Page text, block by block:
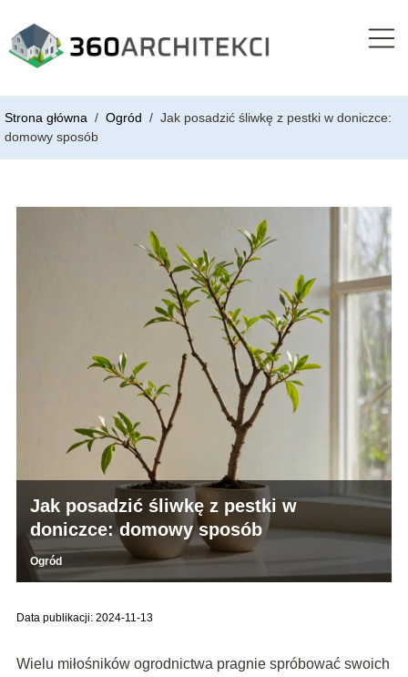
Strona główna / Ogród / Jak posadzić śliwkę z pestki w doniczce:
domowy sposób
Jak posadzić śliwkę z pestki w
doniczce: domowy sposób
Ogród
Data publikacji: 2024-11-13
Wielu miłośników ogrodnictwa pragnie spróbować swoich